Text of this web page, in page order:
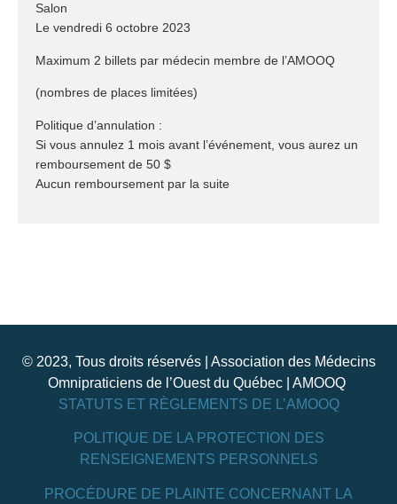
Salon
Le vendredi 6 octobre 2023
Maximum 2 billets par médecin membre de l’AMOOQ
(nombres de places limitées)
Politique d’annulation :
Si vous annulez 1 mois avant l’événement, vous aurez un
remboursement de 50 $
Aucun remboursement par la suite
© 2023, Tous droits réservés | Association des Médecins
Omnipraticiens de l’Ouest du Québec | AMOOQ
STATUTS ET RÈGLEMENTS DE L’AMOOQ
POLITIQUE DE LA PROTECTION DES
RENSEIGNEMENTS PERSONNELS
PROCÉDURE DE PLAINTE CONCERNANT LA